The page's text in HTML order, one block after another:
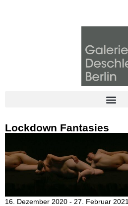
Lockdown Fantasies
16. Dezember 2020 - 27. Februar 2021